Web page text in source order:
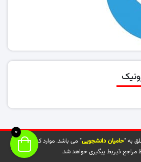
به "حامیان دانشجویی" می باشد. موارد کپی شده از
ذیربط پیگیری خواهد شد.
0